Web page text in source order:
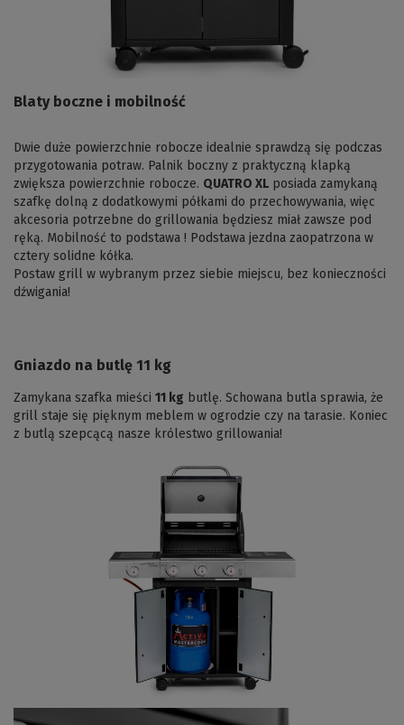
Blaty boczne i mobilność
Dwie duże powierzchnie robocze idealnie sprawdzą się podczas
przygotowania potraw. Palnik boczny z praktyczną klapką
zwiększa powierzchnie robocze. QUATRO XL posiada zamykaną
szafkę dolną z dodatkowymi półkami do przechowywania, więc
akcesoria potrzebne do grillowania będziesz miał zawsze pod
ręką. Mobilność to podstawa ! Podstawa jezdna zaopatrzona w
cztery solidne kółka.
Postaw grill w wybranym przez siebie miejscu, bez konieczności
dźwigania!
Gniazdo na butlę 11 kg
Zamykana szafka mieści 11 kg butlę. Schowana butla sprawia, że
grill staje się pięknym meblem w ogrodzie czy na tarasie. Koniec
z butlą szepcącą nasze królestwo grillowania!